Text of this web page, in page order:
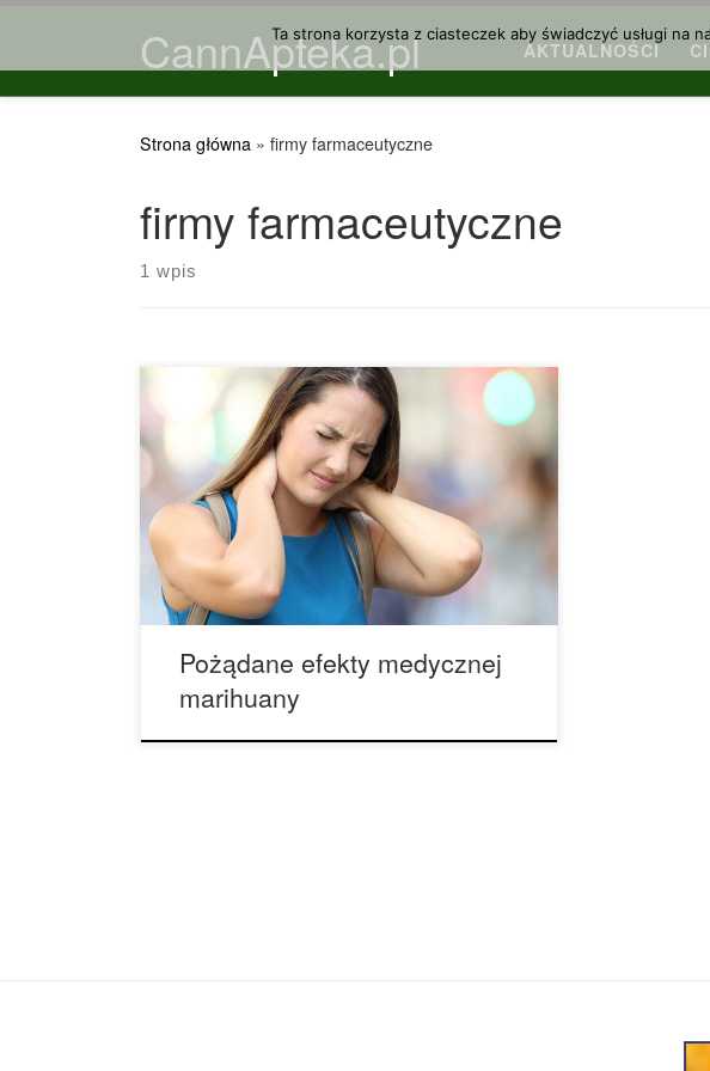
Przejdź do treściCannApteka.pl AKTUALNOŚCI
Strona główna » firmy farmaceutyczne
firmy farmaceutyczne
1 wpis
Mimo iż rekreacyjne wykorzystanie marihuany
jest dla nas najbardziej widoczne, wielu ludzi na
całym świecie korzysta z medycznych efektów tej
rośliny. Medyczne produkty z cannabis były
szeroko rozpowszechnione w ciągu dziesięcioleci
poprzedzających lata 1900, kiedy stosowanie
marihuany w końcu stało się zabronione, nawet
do użytku medycznego, po powstaniu Harry’ego
Anslingera, […]
Pożądane efekty medycznej
marihuany
Ta strona korzysta z ciasteczek aby świadczyć usługi na